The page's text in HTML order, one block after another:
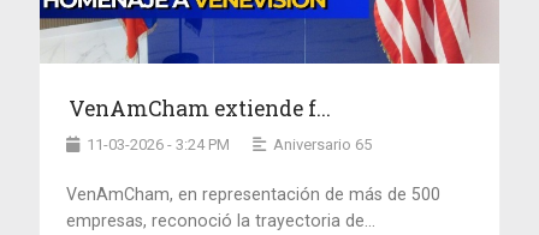
VenAmCham extiende f...
11-03-2026 - 3:24 PM Aniversario 65
VenAmCham, en representación de más de 500
empresas, reconoció la trayectoria de...